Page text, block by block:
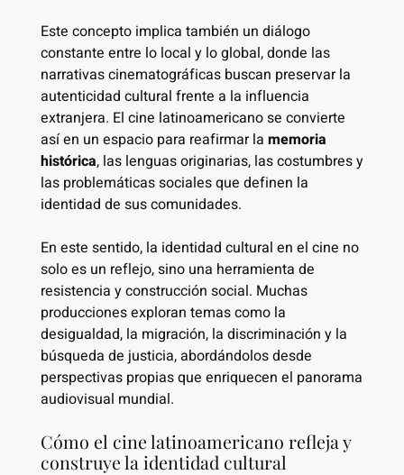
Este concepto implica también un diálogo
constante entre lo local y lo global, donde las
narrativas cinematográficas buscan preservar la
autenticidad cultural frente a la influencia
extranjera. El cine latinoamericano se convierte
así en un espacio para reafirmar la memoria
histórica, las lenguas originarias, las costumbres y
las problemáticas sociales que definen la
identidad de sus comunidades.
En este sentido, la identidad cultural en el cine no
solo es un reflejo, sino una herramienta de
resistencia y construcción social. Muchas
producciones exploran temas como la
desigualdad, la migración, la discriminación y la
búsqueda de justicia, abordándolos desde
perspectivas propias que enriquecen el panorama
audiovisual mundial.
Cómo el cine latinoamericano refleja y
construye la identidad cultural